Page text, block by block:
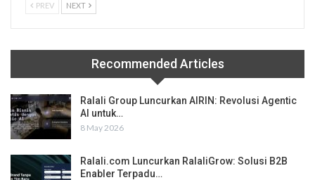
PREV NEXT
Recommended Articles
Ralali Group Luncurkan AIRIN: Revolusi Agentic
AI untuk…
8 May 2026
Ralali.com Luncurkan RalaliGrow: Solusi B2B
Enabler Terpadu…